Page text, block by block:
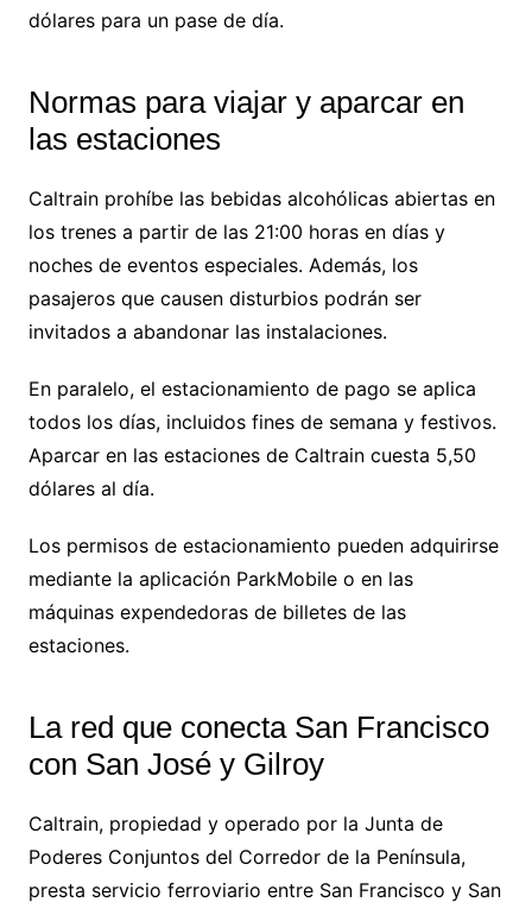
dólares para un pase de día.
Normas para viajar y aparcar en
las estaciones
Caltrain prohíbe las bebidas alcohólicas abiertas en
los trenes a partir de las 21:00 horas en días y
noches de eventos especiales. Además, los
pasajeros que causen disturbios podrán ser
invitados a abandonar las instalaciones.
En paralelo, el estacionamiento de pago se aplica
todos los días, incluidos fines de semana y festivos.
Aparcar en las estaciones de Caltrain cuesta 5,50
dólares al día.
Los permisos de estacionamiento pueden adquirirse
mediante la aplicación ParkMobile o en las
máquinas expendedoras de billetes de las
estaciones.
La red que conecta San Francisco
con San José y Gilroy
Caltrain, propiedad y operado por la Junta de
Poderes Conjuntos del Corredor de la Península,
presta servicio ferroviario entre San Francisco y San